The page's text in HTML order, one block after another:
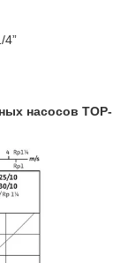
4”
насосов TOP-